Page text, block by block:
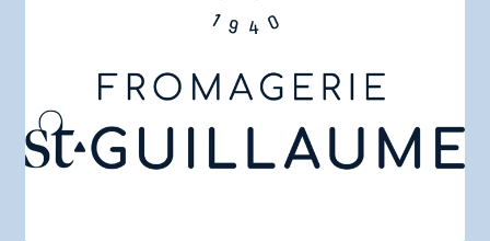
Walmart
Autre